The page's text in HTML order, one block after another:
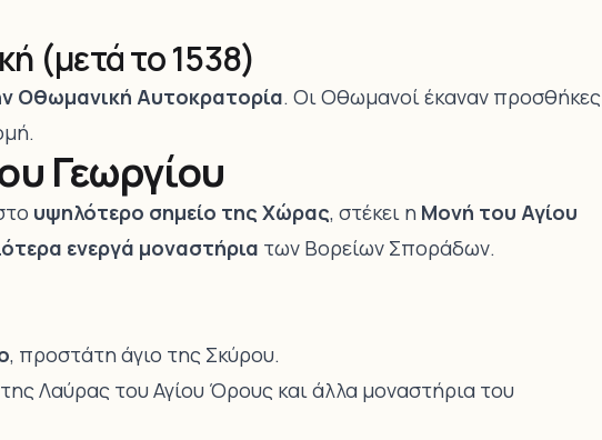
(μετά το 1538)
Οθωμανική Αυτοκρατορία. Οι Οθωμανοί έκαναν προσθήκες
Γεωργίου
υψηλότερο σημείο της Χώρας, στέκει η Μονή του Αγίου
ενεργά μοναστήρια των Βορείων Σποράδων.
, προστάτη άγιο της Σκύρου.
Λαύρας του Αγίου Όρους και άλλα μοναστήρια του